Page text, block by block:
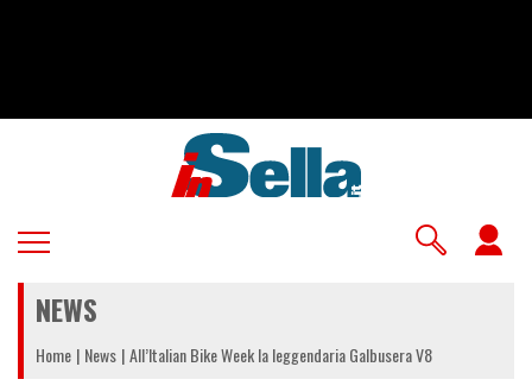
NEWS
Home News All’Italian Bike Week la leggendaria Galbusera V8